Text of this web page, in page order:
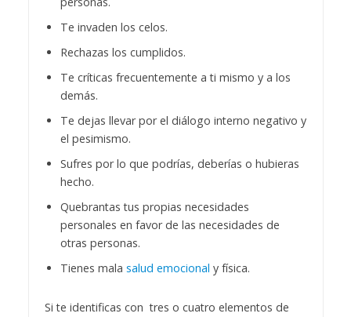
Te invaden los celos.
Rechazas los cumplidos.
Te críticas frecuentemente a ti mismo y a los
demás.
Te dejas llevar por el diálogo interno negativo y
el pesimismo.
Sufres por lo que podrías, deberías o hubieras
hecho.
Quebrantas tus propias necesidades
personales en favor de las necesidades de
otras personas.
Tienes mala salud emocional y física.
Si te identificas con tres o cuatro elementos de